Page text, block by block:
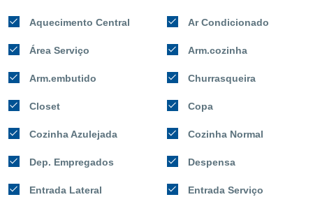
Aquecimento Central Ar Condicionado
Área Serviço Arm.cozinha
Arm.embutido Churrasqueira
Closet Copa
Cozinha Azulejada Cozinha Normal
Dep. Empregados Despensa
Entrada Lateral
Entrada Serviço